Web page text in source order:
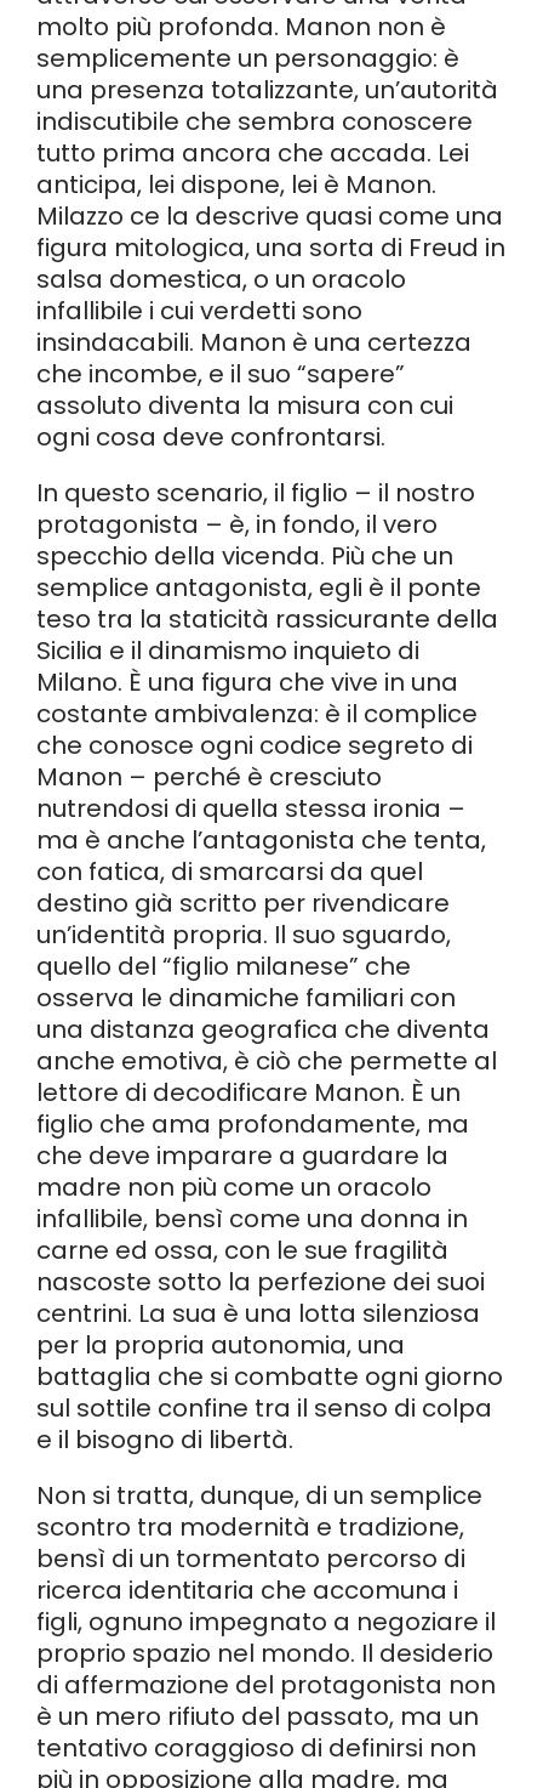
molto più profonda. Manon non è
semplicemente un personaggio: è
una presenza totalizzante, un’autorità
indiscutibile che sembra conoscere
tutto prima ancora che accada. Lei
anticipa, lei dispone, lei è Manon.
Milazzo ce la descrive quasi come una
figura mitologica, una sorta di Freud in
salsa domestica, o un oracolo
infallibile i cui verdetti sono
insindacabili. Manon è una certezza
che incombe, e il suo “sapere”
assoluto diventa la misura con cui
ogni cosa deve confrontarsi.
In questo scenario, il figlio – il nostro
protagonista – è, in fondo, il vero
specchio della vicenda. Più che un
semplice antagonista, egli è il ponte
teso tra la staticità rassicurante della
Sicilia e il dinamismo inquieto di
Milano. È una figura che vive in una
costante ambivalenza: è il complice
che conosce ogni codice segreto di
Manon – perché è cresciuto
nutrendosi di quella stessa ironia –
ma è anche l’antagonista che tenta,
con fatica, di smarcarsi da quel
destino già scritto per rivendicare
un’identità propria. Il suo sguardo,
quello del “figlio milanese” che
osserva le dinamiche familiari con
una distanza geografica che diventa
anche emotiva, è ciò che permette al
lettore di decodificare Manon. È un
figlio che ama profondamente, ma
che deve imparare a guardare la
madre non più come un oracolo
infallibile, bensì come una donna in
carne ed ossa, con le sue fragilità
nascoste sotto la perfezione dei suoi
centrini. La sua è una lotta silenziosa
per la propria autonomia, una
battaglia che si combatte ogni giorno
sul sottile confine tra il senso di colpa
e il bisogno di libertà.
Non si tratta, dunque, di un semplice
scontro tra modernità e tradizione,
bensì di un tormentato percorso di
ricerca identitaria che accomuna i
figli, ognuno impegnato a negoziare il
proprio spazio nel mondo. Il desiderio
di affermazione del protagonista non
è un mero rifiuto del passato, ma un
tentativo coraggioso di definirsi non
più in opposizione alla madre, ma